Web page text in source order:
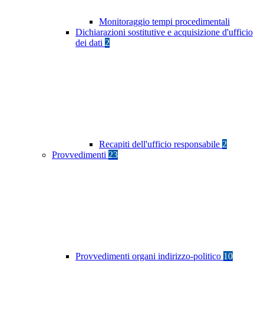
Monitoraggio tempi procedimentali
Dichiarazioni sostitutive e acquisizione d'ufficio
dei dati 2
Recapiti dell'ufficio responsabile 2
Provvedimenti 23
Provvedimenti organi indirizzo-politico 10